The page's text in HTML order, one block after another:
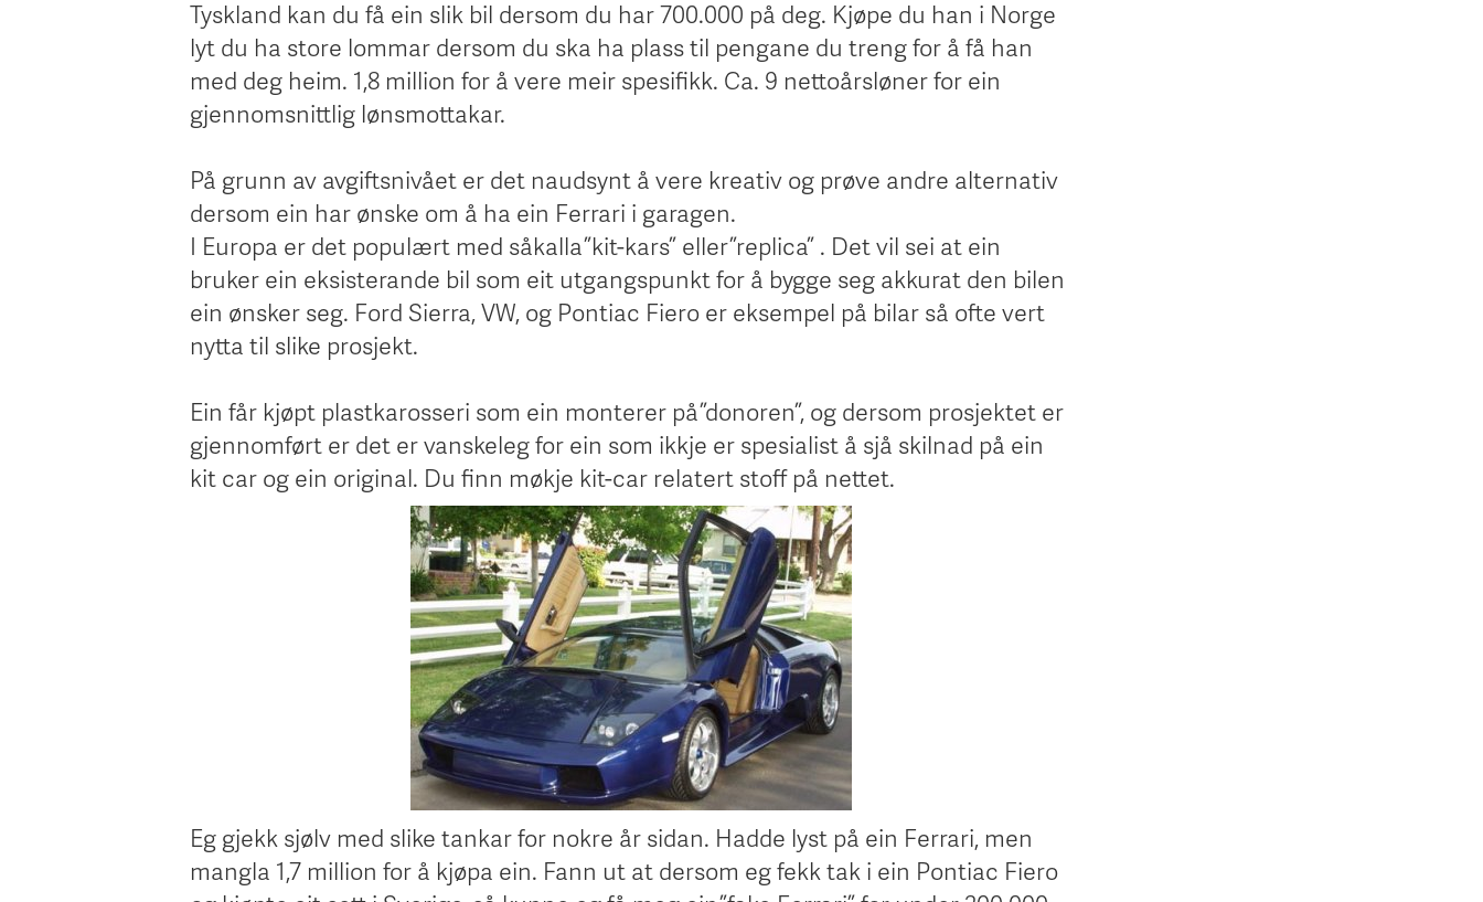
Tyskland kan du få ein slik bil dersom du har 700.000 på deg. Kjøpe du han i Norge
lyt du ha store lommar dersom du ska ha plass til pengane du treng for å få han
med deg heim. 1,8 million for å vere meir spesifikk. Ca. 9 nettoårsløner for ein
gjennomsnittlig lønsmottakar.
På grunn av avgiftsnivået er det naudsynt å vere kreativ og prøve andre alternativ
dersom ein har ønske om å ha ein Ferrari i garagen.
I Europa er det populært med såkalla ”kit-kars” eller ”replica” . Det vil sei at ein
bruker ein eksisterande bil som eit utgangspunkt for å bygge seg akkurat den bilen
ein ønsker seg. Ford Sierra, VW, og Pontiac Fiero er eksempel på bilar så ofte vert
nytta til slike prosjekt.
Ein får kjøpt plastkarosseri som ein monterer på ”donoren”, og dersom prosjektet er
gjennomført er det er vanskeleg for ein som ikkje er spesialist å sjå skilnad på ein
kit car og ein original. Du finn møkje kit-car relatert stoff på nettet.
Eg gjekk sjølv med slike tankar for nokre år sidan. Hadde lyst på ein Ferrari, men
mangla 1,7 million for å kjøpa ein. Fann ut at dersom eg fekk tak i ein Pontiac Fiero